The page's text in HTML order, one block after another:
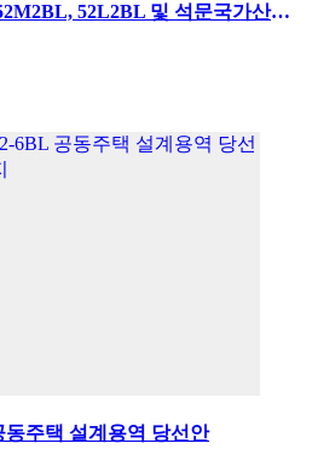
행정중심복합도시 52M2BL, 52L2BL 및 석문국가산단 B-6BL 공공주택건설사업 당선안
주택 설계용역 당선안